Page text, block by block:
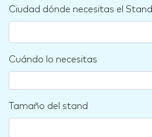
Ciudad dónde necesitas el Stand
Cuándo lo necesitas
Tamaño del stand